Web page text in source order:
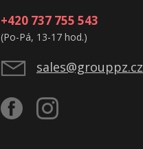
+420 737 755 543
(Po-Pá, 13-17 hod.)
sales@grouppz.cz